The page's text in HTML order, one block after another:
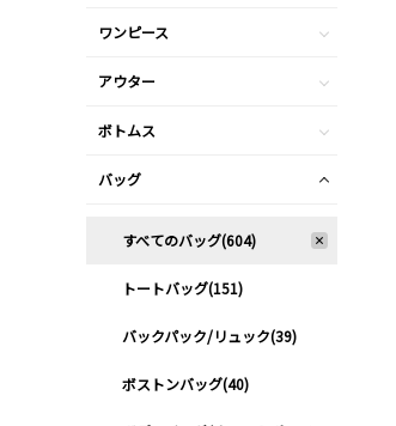
ワンピース
アウター
ボトムス
バッグ
すべてのバッグ(604)
トートバッグ(151)
バックパック/リュック(39)
ボストンバッグ(40)